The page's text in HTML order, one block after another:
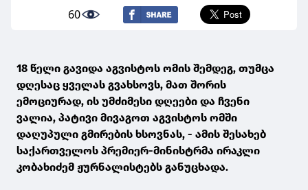
60
18 წელი გავიდა აგვისტოს ომის შემდეგ, თუმცა
დღესაც ყველას გვახსოვს, მათ შორის
ემოციურად, ის უმძიმესი დღეები და ჩვენი
ვალია, პატივი მივაგოთ აგვისტოს ომში
დაღუპული გმირების ხსოვნას, - ამის შესახებ
საქართველოს პრემიერ-მინისტრმა ირაკლი
კობახიძემ ჟურნალისტებს განუცხადა.